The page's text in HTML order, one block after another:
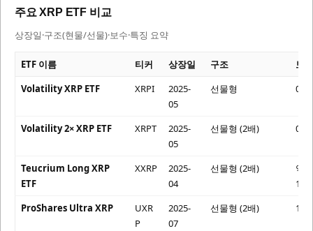
주요 XRP ETF 비교
상장일·구조(현물/선물)·보수·특징 요약
ETF 이름 티커 상장일 구조
보
Volatility XRP ETF
XRPI
2025-
05
선물형
Volatility 2× XRP ETF XRPT
2025-
05
선물형 (2배)
Teucrium Long XRP
ETF
XXRP
2025-
04
선물형 (2배)
약
ProShares Ultra XRP
UXR
P
2025-
07
선물형 (2배)